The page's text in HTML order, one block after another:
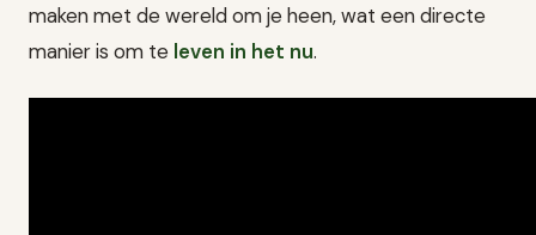
maken met de wereld om je heen, wat een directe
manier is om te leven in het nu.